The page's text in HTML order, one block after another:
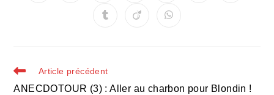
une
autre
une
autre
une
autre
Ouvrir
Ouvrir
Ouvrir
Read
more
Article précédent
ANECDOTOUR (3) : Aller au charbon pour Blondin !